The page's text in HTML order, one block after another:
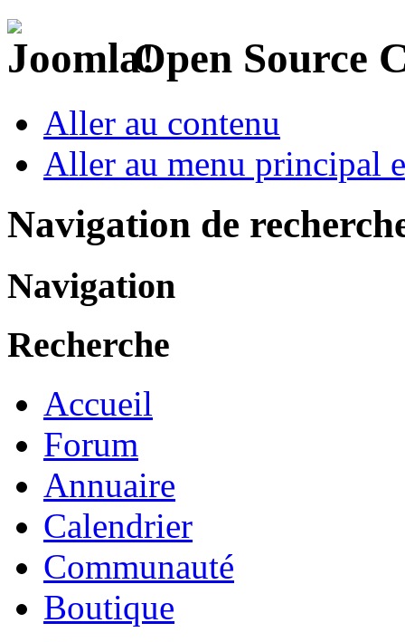
Open Source
Aller au contenu
Aller au menu principal
Navigation de
Navigation
Recherche
Accueil
Forum
Annuaire
Calendrier
Communauté
Boutique